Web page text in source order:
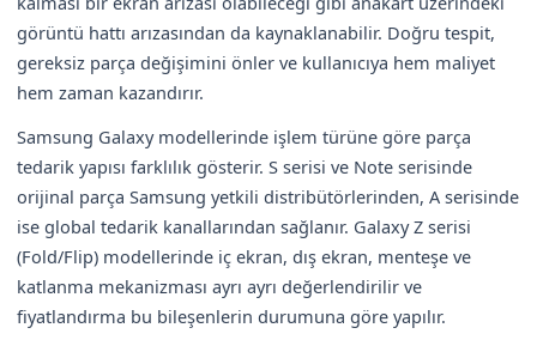
görüntü hattı arızasından da kaynaklanabilir. Doğru tespit,
gereksiz parça değişimini önler ve kullanıcıya hem maliyet
hem zaman kazandırır.
Samsung Galaxy modellerinde işlem türüne göre parça
tedarik yapısı farklılık gösterir. S serisi ve Note serisinde
orijinal parça Samsung yetkili distribütörlerinden, A serisinde
ise global tedarik kanallarından sağlanır. Galaxy Z serisi
(Fold/Flip) modellerinde iç ekran, dış ekran, menteşe ve
katlanma mekanizması ayrı ayrı değerlendirilir ve
fiyatlandırma bu bileşenlerin durumuna göre yapılır.